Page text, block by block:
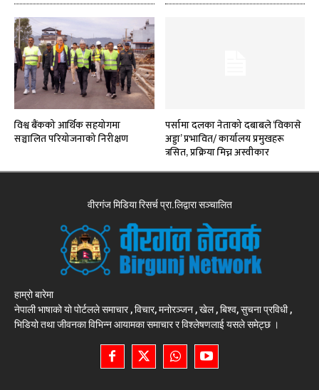
विश्व बैंकको आर्थिक सहयोगमा
सञ्चालित परियोजनाको निरीक्षण
पर्सामा दलका नेताको दबाबले ‘विकासे
अड्डा’ प्रभावित/ कार्यालय प्रमुखहरू
त्रसित, प्रक्रिया मिच्न अस्वीकार
वीरगंज मिडिया रिसर्च प्रा.लिद्वारा सञ्चालित
हाम्रो बारेमा
नेपाली भाषाको यो पोर्टलले समाचार , विचार, मनोरञ्जन , खेल , बिश्व, सुचना प्रविधी ,
भिडियो तथा जीवनका विभिन्न आयामका समाचार र विश्लेषणलाई यसले समेट्छ ।